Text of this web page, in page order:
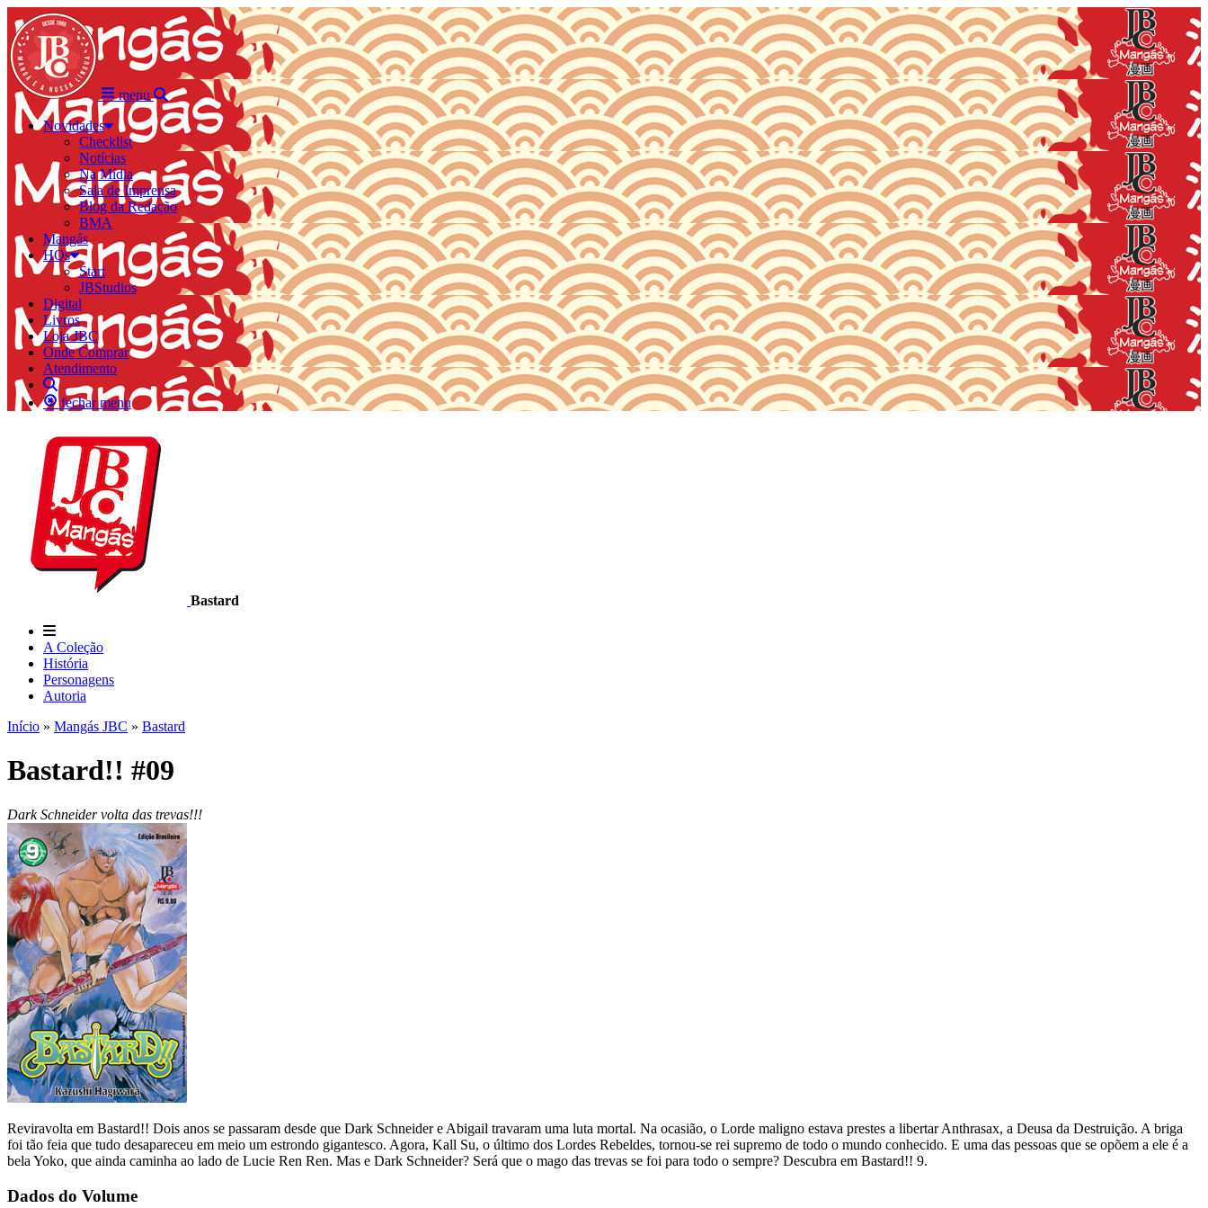
menu
Novidades
Checklist
Notícias
Na Mídia
Sala de Imprensa
Blog da Redação
BMA
Mangás
HQs
Start
JBStudios
Digital
Livros
Loja JBC
Onde Comprar
Atendimento
fechar menu
Bastard
A Coleção
História
Personagens
Autoria
Início » Mangás JBC » Bastard
Bastard!! #09
Dark Schneider volta das trevas!!!
Reviravolta em Bastard!! Dois anos se passaram desde que Dark Schneider e Abigail travaram uma luta mortal. Na ocasião, o Lorde maligno estava prestes a libertar Anthrasax, a Deusa da Destruição. A briga
foi tão feia que tudo desapareceu em meio um estrondo gigantesco. Agora, Kall Su, o último dos Lordes Rebeldes, tornou-se rei supremo de todo o mundo conhecido. E uma das pessoas que se opõem a ele é a
bela Yoko, que ainda caminha ao lado de Lucie Ren Ren. Mas e Dark Schneider? Será que o mago das trevas se foi para todo o sempre? Descubra em Bastard!! 9.
Dados do Volume